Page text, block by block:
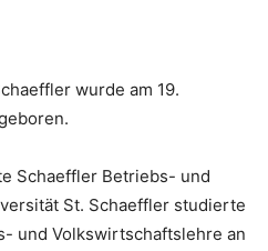
wurde am 19.
Schaeffler Betriebs- und
St. Schaeffler studierte
und Volkswirtschaftslehre an